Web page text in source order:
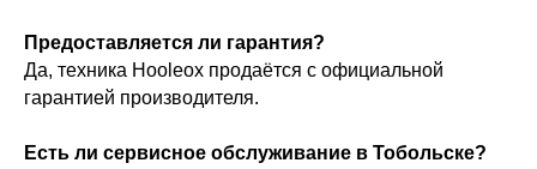
Предоставляется ли гарантия?
Да, техника Hooleox продаётся с официальной
гарантией производителя.
Есть ли сервисное обслуживание в Тобольске?